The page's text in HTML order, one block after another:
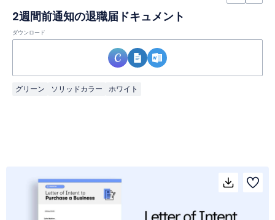
2週間前通知の退職届ドキュメント
ダウンロード
グリーン ソリッドカラー ホワイト